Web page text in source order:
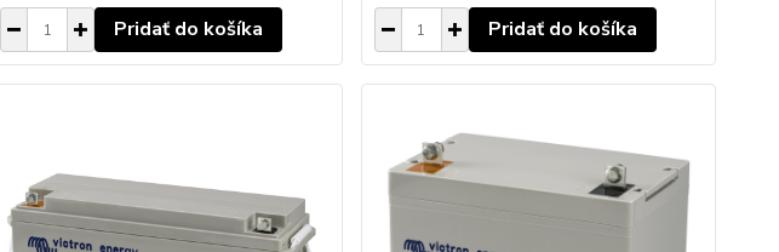
Pridať do košíka Pridať do košíka